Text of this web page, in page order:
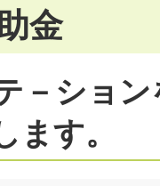
金
－ショ
ます。